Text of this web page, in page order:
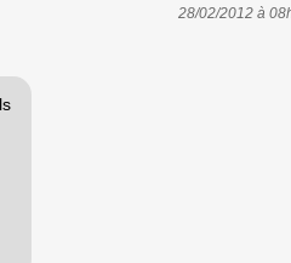
28/02/2012 à